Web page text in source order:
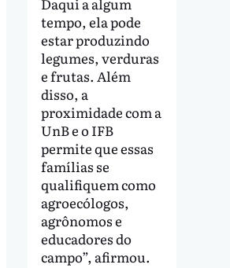
tempo, ela pode
estar produzindo
legumes, verduras
e frutas. Além
disso, a
proximidade com a
UnB e o IFB
permite que essas
famílias se
qualifiquem como
agroecólogos,
agrônomos e
educadores do
campo”, afirmou.